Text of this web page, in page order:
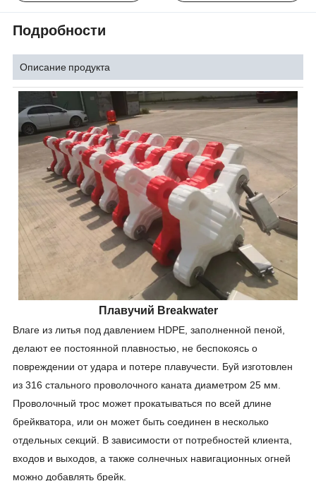
Подробности
Описание продукта
Плавучий Breakwater
Влаге из литья под давлением HDPE, заполненной пеной,
делают ее постоянной плавностью, не беспокоясь о
повреждении от удара и потере плавучести. Буй изготовлен
из 316 стального проволочного каната диаметром 25 мм.
Проволочный трос может прокатываться по всей длине
брейкватора, или он может быть соединен в несколько
отдельных секций. В зависимости от потребностей клиента,
входов и выходов, а также солнечных навигационных огней
можно добавлять брейк.